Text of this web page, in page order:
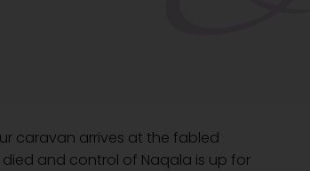
caravan arrives at the fabled
and control of Naqala is up for